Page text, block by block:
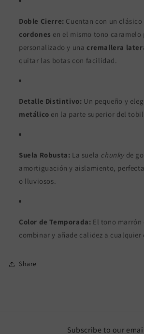
Doble Cierre: Cuentan con un clásico
cordones en el mismo tono caramelo
personalizado y una cremallera
quitar las botas con facilidad.
Detalle Distintivo: Un pequeño y
metálico en la parte superior del
Suela Robusta: La suela chunky de
amortiguación y aislamiento,
o lluviosos.
Color de Temporada: El tono marrón
combinar y añade calidez a cualquier
Share
Subscribe to our